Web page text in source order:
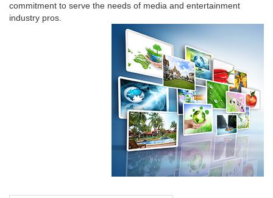
commitment to serve the needs of media and entertainment
industry pros.